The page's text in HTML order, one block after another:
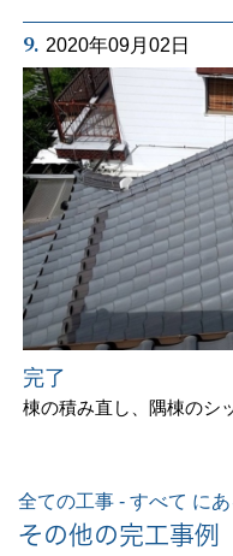
9. 2020年09月02日
完了
棟の積み直し、隅棟のシ
全ての工事 - すべて にあ
その他の完工事例